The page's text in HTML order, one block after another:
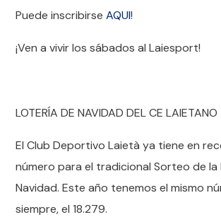
Puede inscribirseAQUI!
¡Ven a vivir los sábados al Laiesport!
LOTERÍA DE NAVIDAD DEL CE LAIETANO
El Club Deportivo Laietà ya tiene en
número para el tradicional Sorteo de la
Navidad. Este año tenemos el mismo
siempre, el 18.279.